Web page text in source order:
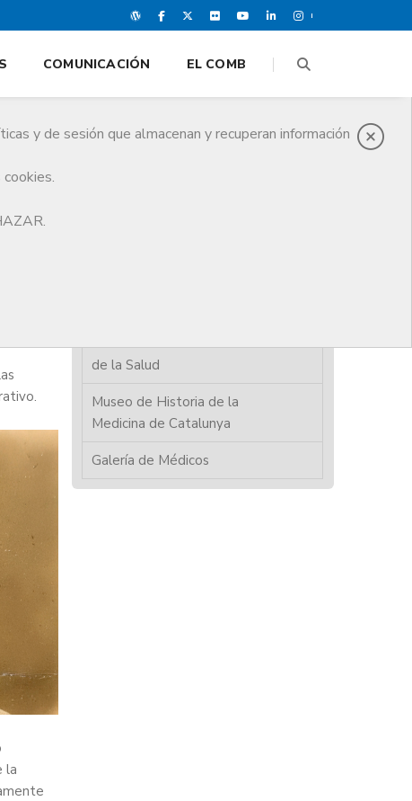
y de sesión que almacenan y recuperan información
COMUNICACIÓN EL COMB
la
Archivo histórico de las Ciencias
de la Salud
Museo de Historia de la
Medicina de Catalunya
Galería de Médicos